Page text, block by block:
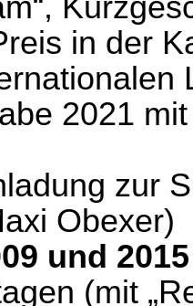
in der
2021
zur
Obexer)
und
(mit